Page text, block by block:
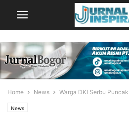
Home News Warga DKI Serbu Puncak
News